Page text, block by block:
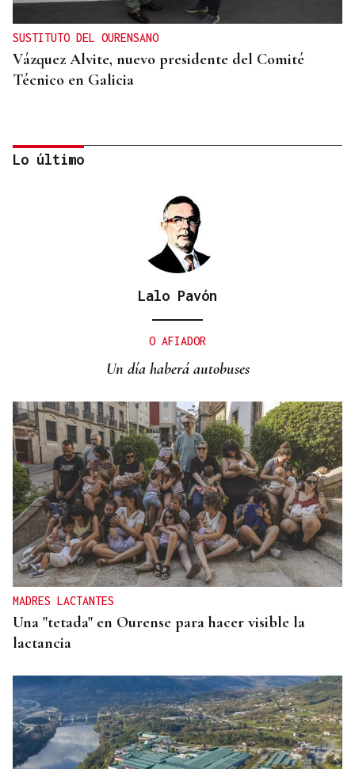
SUSTITUTO DEL OURENSANO
Vázquez Alvite, nuevo presidente del Comité
Técnico en Galicia
Santi Aldama, jugador de la NBA, visita Ourense
Lo último
Lalo Pavón
O AFIADOR
Un día haberá autobuses
MADRES LACTANTES
Una "tetada" en Ourense para hacer visible la
lactancia